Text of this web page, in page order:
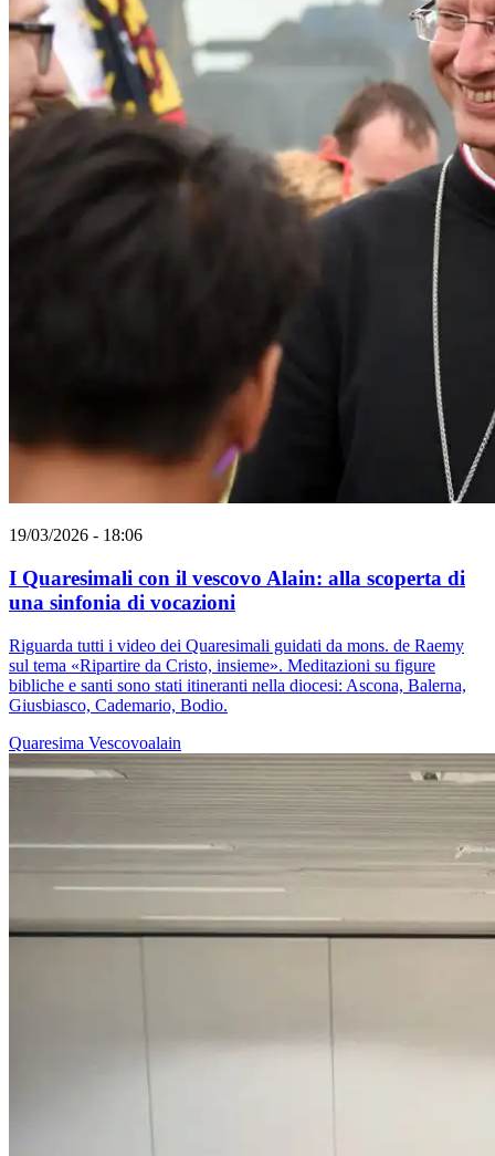
19/03/2026 - 18:06
I Quaresimali con il vescovo Alain: alla scoperta di
una sinfonia di vocazioni
Riguarda tutti i video dei Quaresimali guidati da mons. de Raemy
sul tema «Ripartire da Cristo, insieme». Meditazioni su figure
bibliche e santi sono stati itineranti nella diocesi: Ascona, Balerna,
Giusbiasco, Cademario, Bodio.
Quaresima Vescovoalain